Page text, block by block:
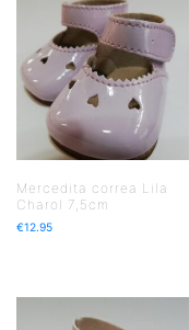
Mercedita correa Lila
Charol 7,5cm
€12.95